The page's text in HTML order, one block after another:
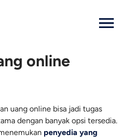
online
uang online bisa jadi tugas
dengan banyak opsi tersedia.
penyedia yang